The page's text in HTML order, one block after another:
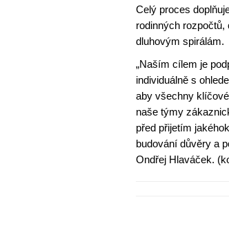
Celý proces
rodinných rozpočtů,
dluhovým spirálám.
„Naším cílem je
individuálně s
aby všechny
naše týmy
před přijetím
budování důvěry a
Ondřej Hlaváček.